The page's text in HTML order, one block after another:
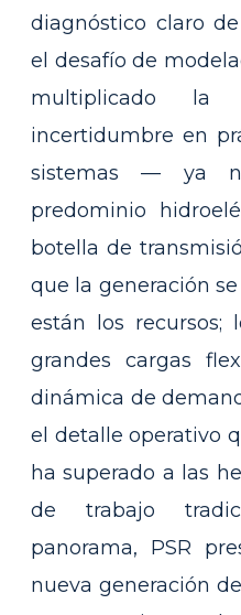
diagnóstico claro
el desafío de
multiplicado
incertidumbre en
sistemas — ya
predominio
botella de
que la generación
están los recursos;
grandes cargas
dinámica de
el detalle operativo
ha superado a las
de trabajo
panorama, PSR
nueva generación